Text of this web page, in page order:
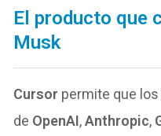
El producto que
Musk
Cursor permite que
de OpenAI,Anthropic,